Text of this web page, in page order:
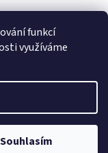
funkcí
využíváme
Souhlasím
vyhrazena.Upravit